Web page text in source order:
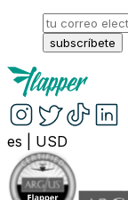
subscríbete
es USD